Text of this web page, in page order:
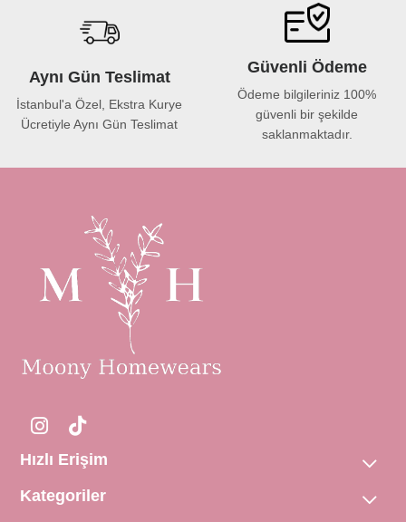
Aynı Gün Teslimat
İstanbul'a Özel, Ekstra Kurye
Ücretiyle Aynı Gün Teslimat
Güvenli Ödeme
Ödeme bilgileriniz 100%
güvenli bir şekilde
saklanmaktadır.
Hızlı Erişim
Kategoriler